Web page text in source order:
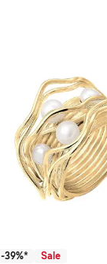
-39%* Sale